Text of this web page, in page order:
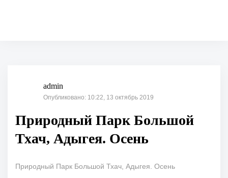
admin
Опубликовано: 10:22, 13 октябрь 2019
Природный Парк Большой
Тхач, Адыгея. Осень
Природный Парк Большой Тхач, Адыгея. Осень